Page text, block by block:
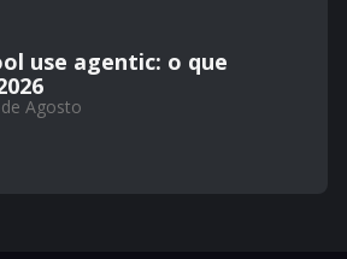
use agentic: o que
Agosto